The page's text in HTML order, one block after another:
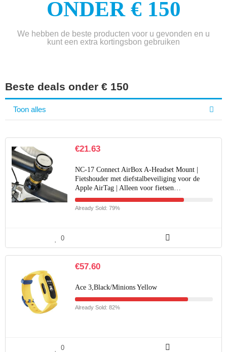
ONDER € 150
We hebben de beste producten voor u gevonden en u
kunt een extra kortingsbon gebruiken
Beste deals onder € 150
Toon alles
€21.63
NC-17 Connect AirBox A-Headset Mount |
Fietshouder met diefstalbeveiliging voor de
Apple AirTag | Alleen voor fietsen…
Already Sold: 79%
0
€57.60
Ace 3,Black/Minions Yellow
Already Sold: 82%
0